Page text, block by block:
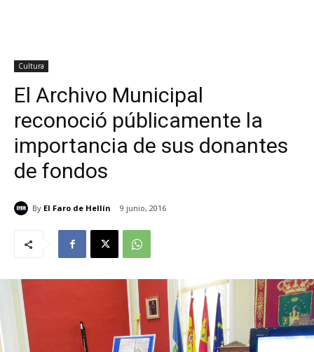
Cultura
El Archivo Municipal
reconoció públicamente la
importancia de sus donantes
de fondos
By El Faro de Hellín 9 junio, 2016